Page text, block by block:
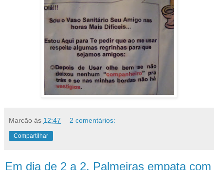
Marcão às 12:47 2 comentários:
Compartilhar
Em dia de 2 a 2, Palmeiras empata com